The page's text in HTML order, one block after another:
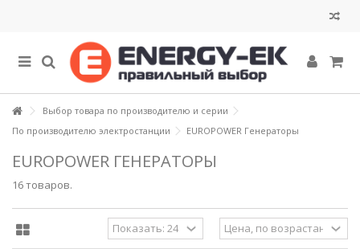
Выбор товара по производителю и серии
По производителю электростанции
EUROPOWER Генераторы
EUROPOWER ГЕНЕРАТОРЫ
16 товаров.